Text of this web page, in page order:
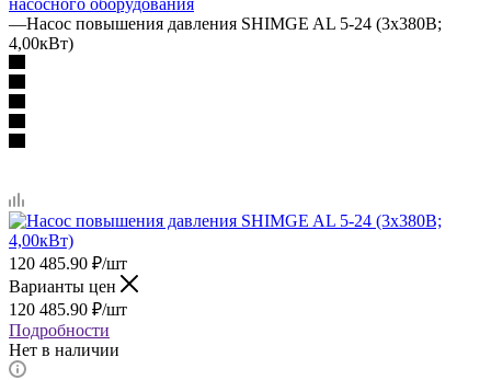
—Насос повышения давления SHIMGE AL 5-24 (3х380В;
4,00кВт)
120 485.90 ₽/шт
Варианты цен
120 485.90 ₽/шт
Подробности
Нет в наличии